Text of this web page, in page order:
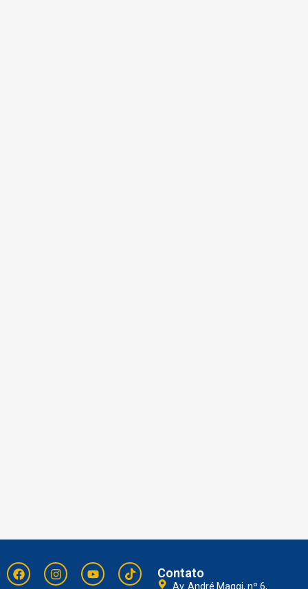
Contato
Av. André Maggi, nº 6,